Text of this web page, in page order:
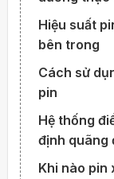
Hiệu suất
bên trong
Cách sử
pin
Hệ thống
định quãng
Khi nào pin